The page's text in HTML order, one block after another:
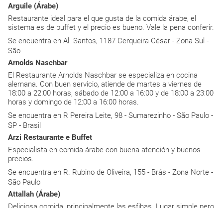
Arguile (Árabe)
Restaurante ideal para el que gusta de la comida árabe, el
sistema es de buffet y el precio es bueno. Vale la pena conferir.
Se encuentra en Al. Santos, 1187 Cerqueira César - Zona Sul -
São
Arnolds Naschbar
El Restaurante Arnolds Naschbar se especializa en cocina
alemana. Con buen servicio, atiende de martes a viernes de
18:00 a 22:00 horas, sábado de 12:00 a 16:00 y de 18:00 a 23:00
horas y domingo de 12:00 a 16:00 horas.
Se encuentra en R Pereira Leite, 98 - Sumarezinho - São Paulo -
SP - Brasil
Arzi Restaurante e Buffet
Especialista en comida árabe con buena atención y buenos
precios.
Se encuentra en R. Rubino de Oliveira, 155 - Brás - Zona Norte -
São Paulo
Attallah (Árabe)